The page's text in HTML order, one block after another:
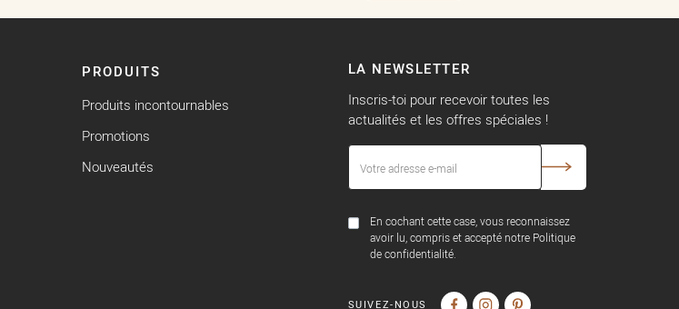
PRODUITS
Produits incontournables
Promotions
Nouveautés
LA NEWSLETTER
Inscris-toi pour recevoir toutes les
actualités et les offres spéciales !
En cochant cette case, vous reconnaissez
avoir lu, compris et accepté notre Politique
de confidentialité.
SUIVEZ-NOUS